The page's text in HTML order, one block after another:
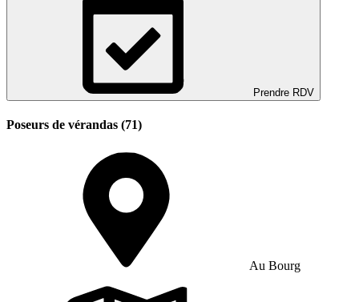
Prendre RDV
Poseurs de vérandas (71)
Au Bourg